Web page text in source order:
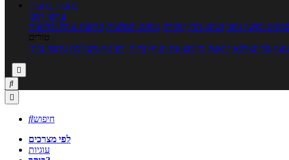
כתבות כתבות
ערוצי תוכן
וכושר גופני נשים, הריון ולידה טיפים והמלצות חדשות אוכל ובריאות
טורים
מרזים ללא דיאטה מזיזים את הגוף הרזיה ורפואה משלימה גורמה ביתי



חיפוש
לפי מצרכים
עוגיות